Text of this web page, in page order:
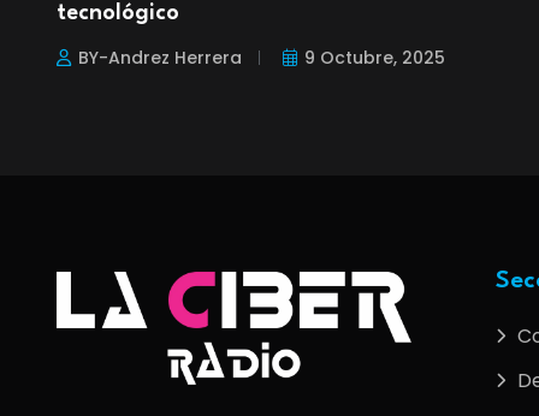
tecnológico
BY-Andrez Herrera 9 Octubre, 2025